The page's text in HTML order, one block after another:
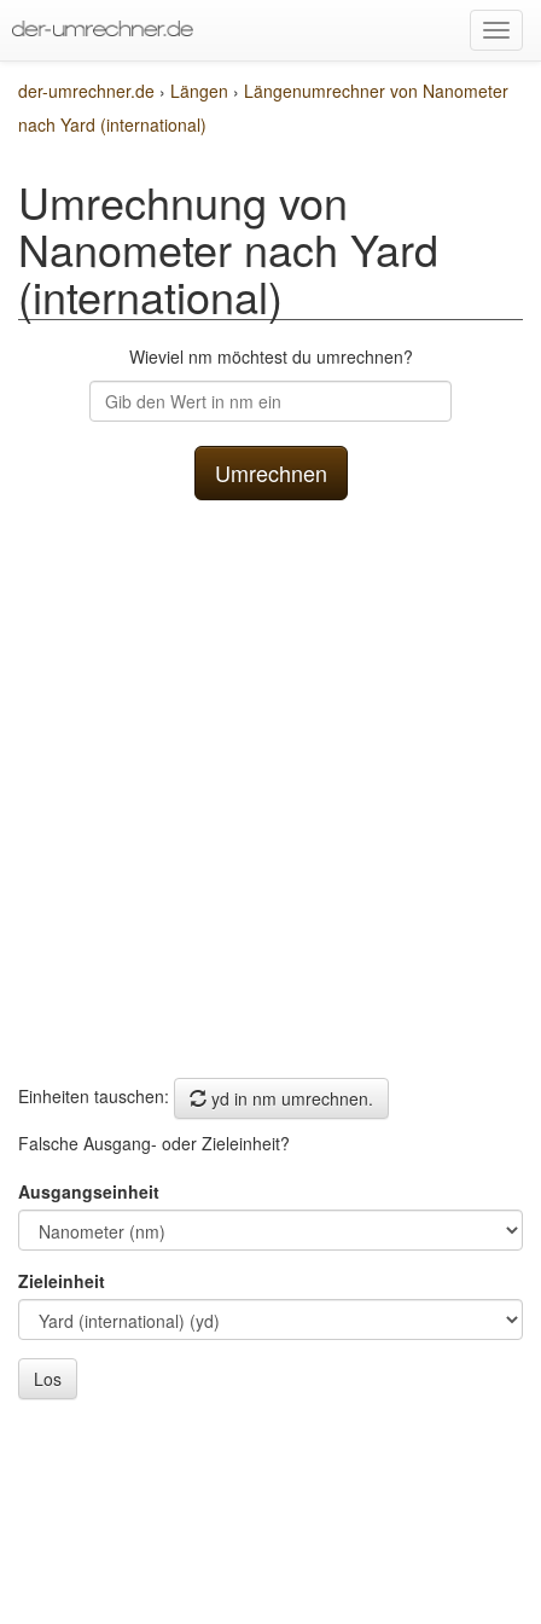
der-umrechner.de › Längen › Längenumrechner von Nanometer
nach Yard (international)
Umrechnung von
Nanometer nach Yard
(international)
Wieviel nm möchtest du umrechnen?
Einheiten tauschen:
yd in nm umrechnen.
Falsche Ausgang- oder Zieleinheit?
Ausgangseinheit
Zieleinheit
Los